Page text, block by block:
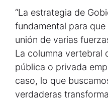
“La estrategia de
fundamental para
unión de varias
La columna vertebral
pública o privada
caso, lo que
verdaderas